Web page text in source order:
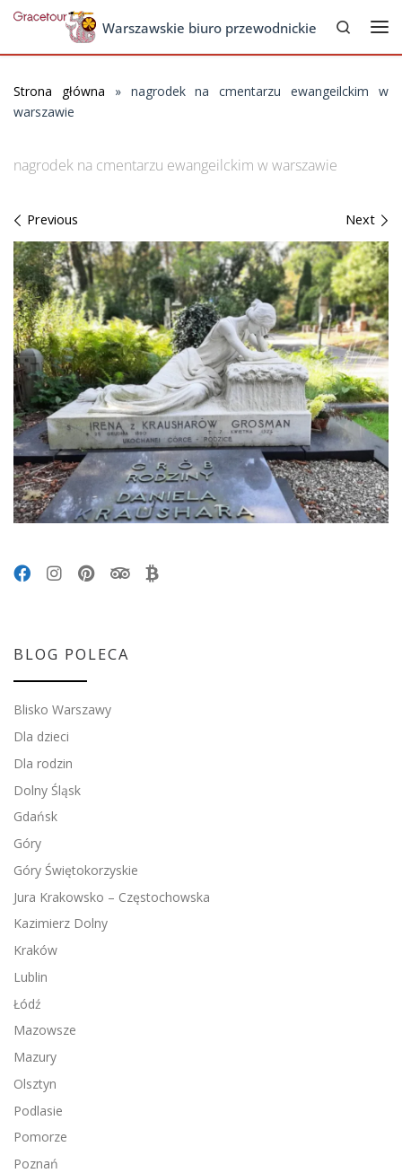
Skip to contentWarszawskie biuro przewodnickie
Search
Strona główna » nagrodek na cmentarzu ewangeilckim w
warszawie
nagrodek na cmentarzu ewangeilckim w warszawie
Images navigation
Previous Next
BLOG POLECA
Blisko Warszawy
Dla dzieci
Dla rodzin
Dolny Śląsk
Gdańsk
Góry
Góry Świętokorzyskie
Jura Krakowsko – Częstochowska
Kazimierz Dolny
Kraków
Lublin
Łódź
Mazowsze
Mazury
Olsztyn
Podlasie
Pomorze
Poznań